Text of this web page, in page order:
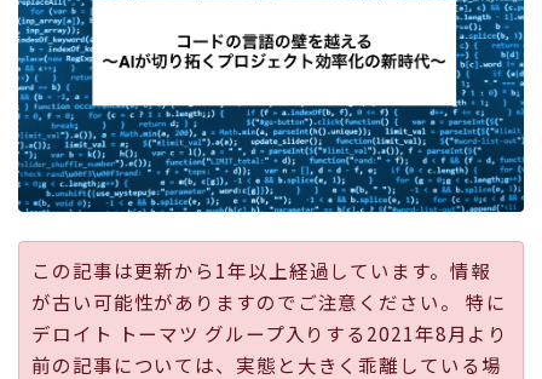
ビジネス
リモートワーク
社内制度
採用
公式ページ
この記事は更新から1年以上経過しています。情報
が古い可能性がありますのでご注意ください。 特に
デロイト トーマツ グループ入りする2021年8月より
前の記事については、実態と大きく乖離している場